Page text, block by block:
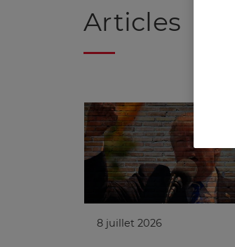
Articles
8 juillet 2026